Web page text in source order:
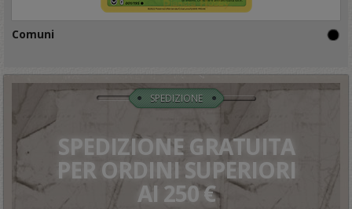
Comuni
SPEDIZIONE
SPEDIZIONE GRATUITA
PER ORDINI SUPERIORI
AI 250 €